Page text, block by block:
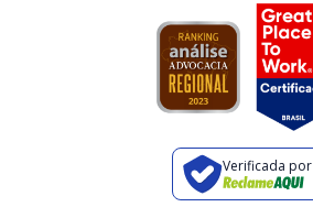
Verificada por